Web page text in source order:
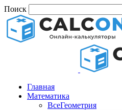
Поиск
Главная
Математика
ВсеГеометрия